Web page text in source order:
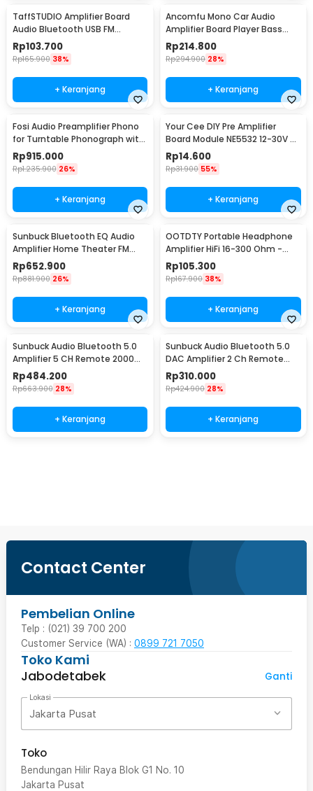
TaffSTUDIO Amplifier Board
Audio Bluetooth USB FM
Subwoofer DIY 400W - D10OK
Rp103.700
Rp165.900 38%
+ Keranjang
Ancomfu Mono Car Audio
Amplifier Board Player Bass
Subwoofer 12V 600W - FK-206
Rp214.800
Rp294.900 28%
+ Keranjang
Fosi Audio Preamplifier Phono
for Turntable Phonograph with
Tube - Box X2
Rp915.000
Rp1.235.900 26%
+ Keranjang
Your Cee DIY Pre Amplifier
Board Module NE5532 12-30V -
XH-A902
Rp14.600
Rp31.900 55%
+ Keranjang
Sunbuck Bluetooth EQ Audio
Amplifier Home Theater FM
2000W - TAV-6188BT
Rp652.900
Rp881.900 26%
+ Keranjang
OOTDTY Portable Headphone
Amplifier HiFi 16-300 Ohm -
D3CS
Rp105.300
Rp167.900 38%
+ Keranjang
Sunbuck Audio Bluetooth 5.0
Amplifier 5 CH Remote 2000W
- AV-298BT
Rp484.200
Rp663.900 28%
+ Keranjang
Sunbuck Audio Bluetooth 5.0
DAC Amplifier 2 Ch Remote
2000W - AV-660BT
Rp310.000
Rp424.900 28%
+ Keranjang
Contact Center
Pembelian Online
Telp : (021) 39 700 200
Customer Service (WA) : 0899 721 7050
Toko Kami
Jabodetabek
Ganti
Lokasi
Jakarta Pusat
Toko
Bendungan Hilir Raya Blok G1 No. 10
Jakarta Pusat